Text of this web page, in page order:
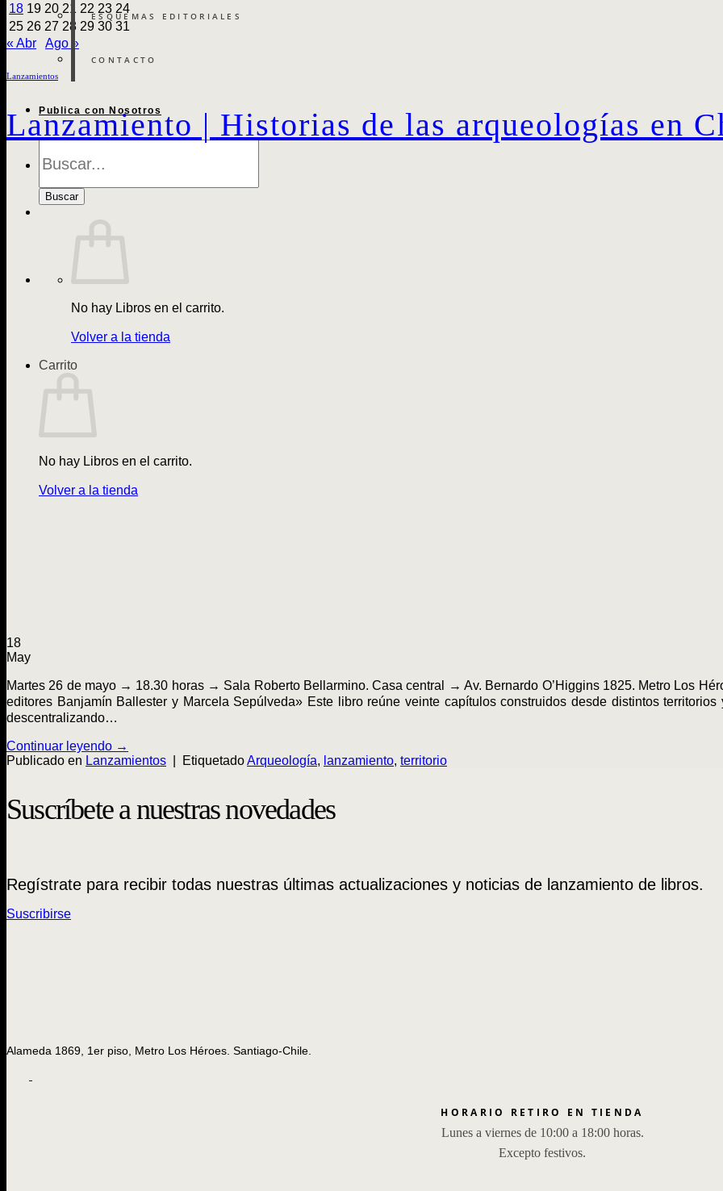
ESQUEMAS EDITORIALES
CONTACTO
Publica con Nosotros
de
Buscar
No hay Libros en el carrito.
Volver a la tienda
Carrito
No hay Libros en el carrito.
Volver a la tienda
18 19 20 21 22 23 24
25 26 27 28 29 30 31
« Abr
Ago »
Lanzamientos
Lanzamiento | Historias de las arqueologías en
18
May
Martes 26 de mayo → 18.30 horas → Sala Roberto Bellarmino. Casa central → Av. Bernardo O’Higgins 1825. Metro Los
editores Banjamín Ballester y Marcela Sepúlveda» Este libro reúne veinte capítulos construidos desde distintos
descentralizando…
Continuar leyendo →
Publicado en Lanzamientos EtiquetadoArqueología, lanzamiento, territorio
Suscríbete a nuestras novedades
Regístrate para recibir todas nuestras últimas actualizaciones y noticias de lanzamiento de libros.
Suscribirse
Alameda 1869, 1er piso, Metro Los Héroes. Santiago-Chile.
HORARIO RETIRO EN TIENDA
Lunes a viernes de 10:00 a 18:00 horas.
Excepto festivos.